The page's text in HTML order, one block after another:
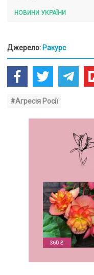
НОВИНИ УКРАЇНИ
Джерело: Ракурс
#Агресія Росії